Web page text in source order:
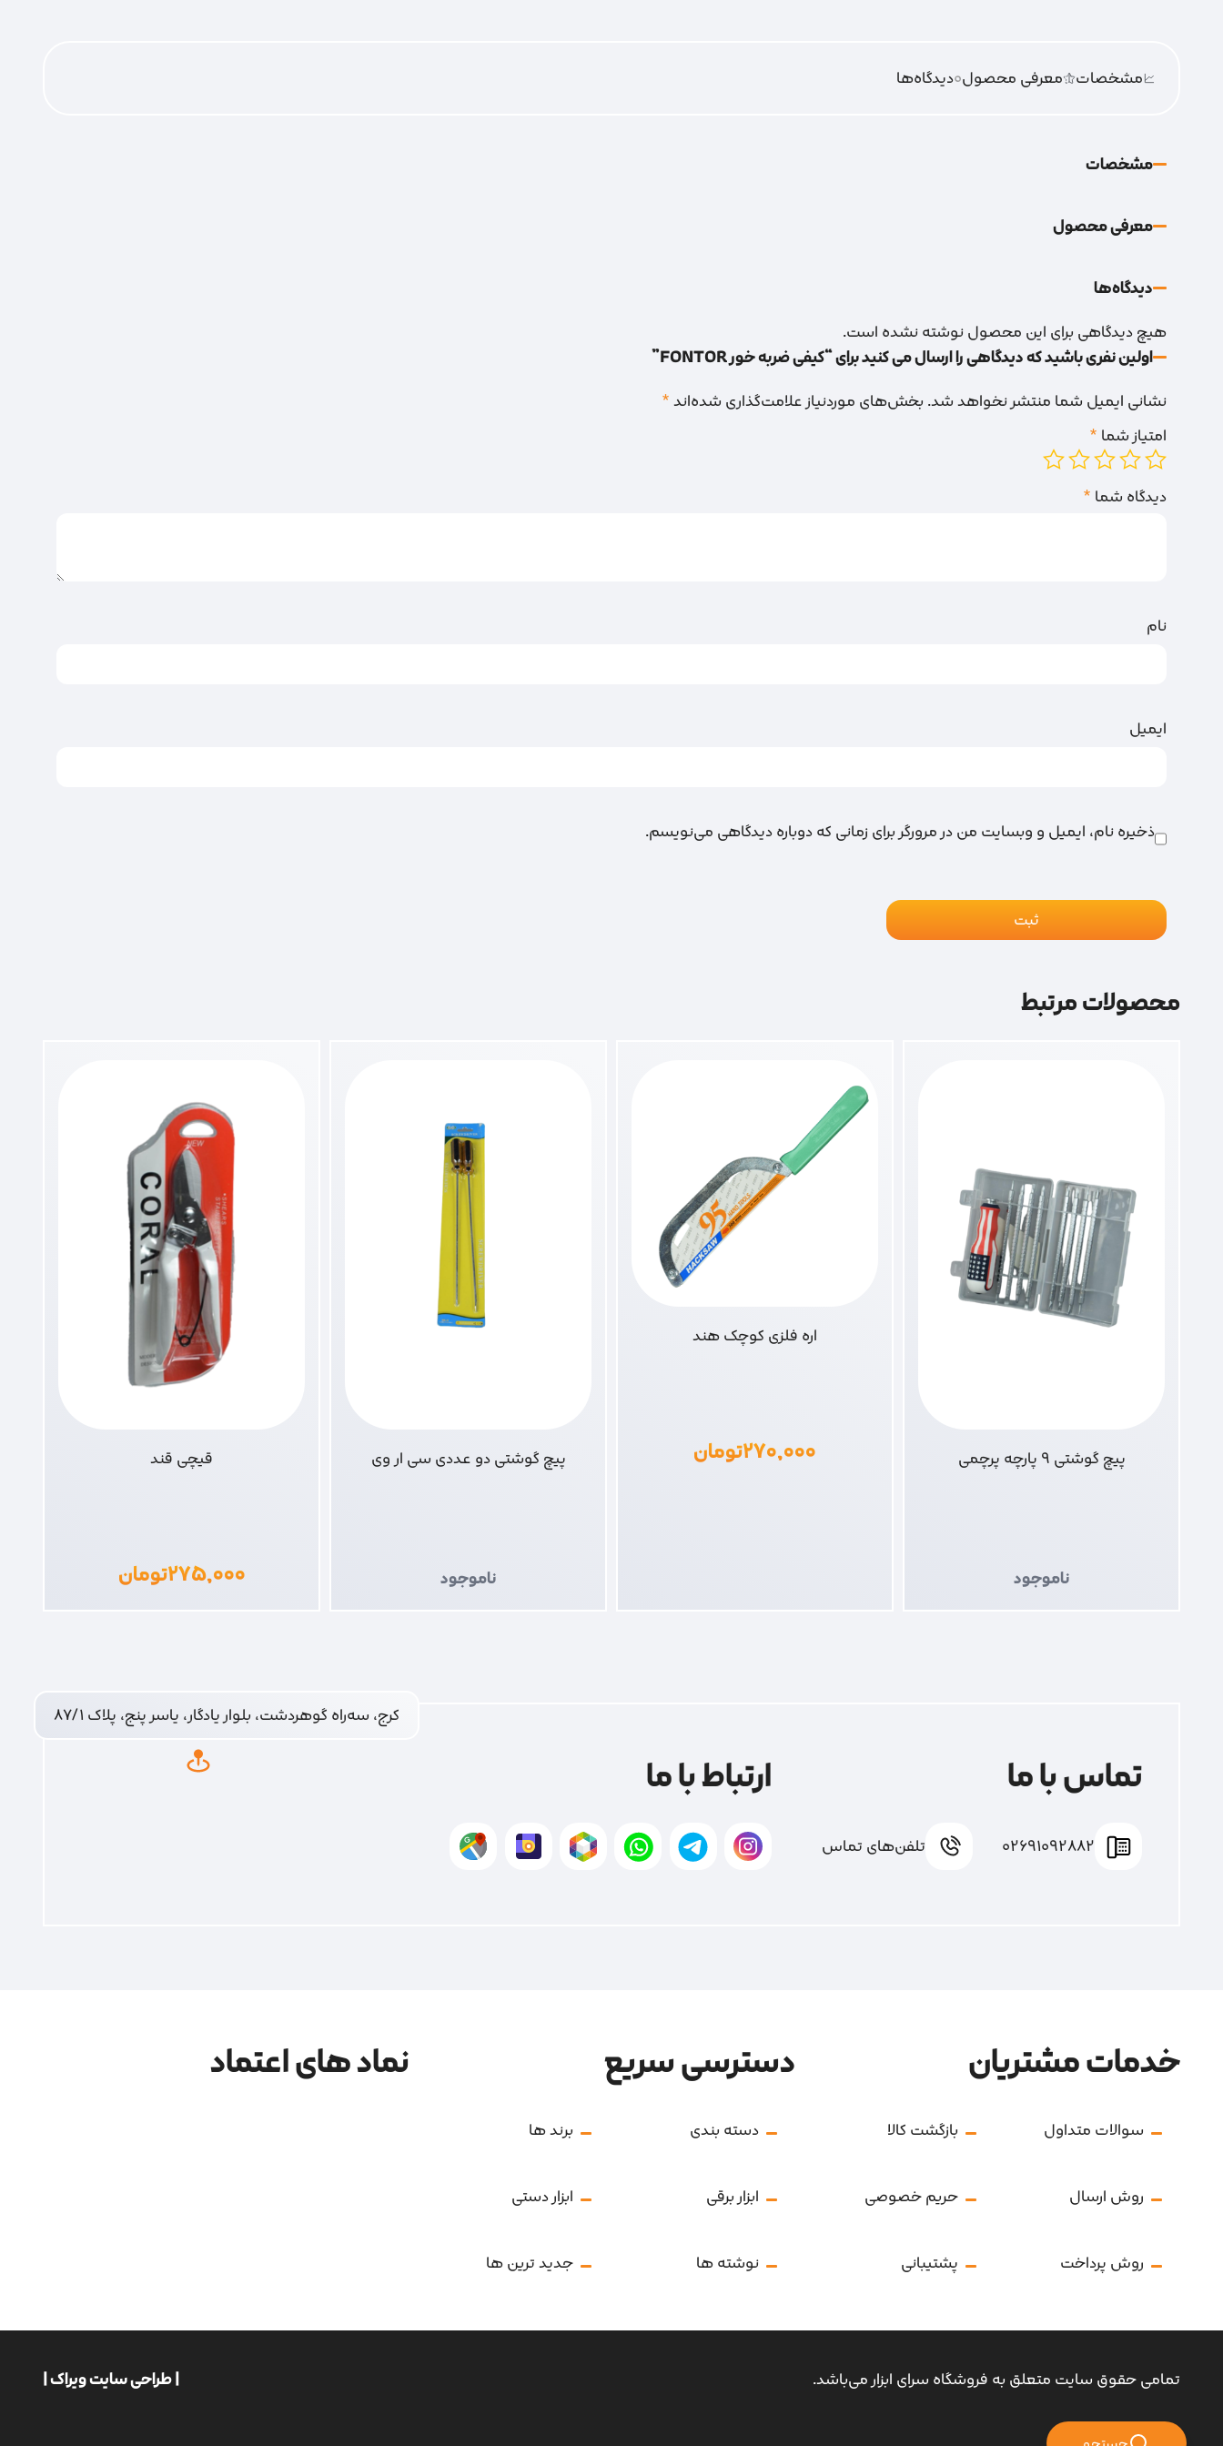
مشخصات معرفی محصول0دیدگاه‌‌ها
مشخصات
معرفی محصول
دیدگاه‌‌ها
هیچ دیدگاهی برای این محصول نوشته نشده است.
اولین نفری باشید که دیدگاهی را ارسال می کنید برای “کیفی ضربه خور FONTOR”
نشانی ایمیل شما منتشر نخواهد شد. بخش‌های موردنیاز علامت‌گذاری شده‌اند*
امتیاز شما *
دیدگاه شما *
نام
ایمیل
ذخیره نام، ایمیل و وبسایت من در مرورگر برای زمانی که دوباره دیدگاهی می‌نویسم.
محصولات مرتبط
پیچ گوشتی 9 پارچه پرچمی
ناموجود
اره فلزی کوچک هند
۲۷۰,۰۰۰تومان پیچ گوشتی دو عددی سی ار وی
ناموجود
قیچی قند
۲۷۵,۰۰۰تومان
تماس با ما
02691092882 تلفن‌های تماس
ارتباط با ما
کرج، سه‌راه گوهردشت، بلوار یادگار، یاسر پنج، پلاک ۸۷/۱
خدمات مشتریان
سوالات متداول بازگشت کالا
روش ارسال حریم خصوصی
روش پرداخت پشتیبانی
دسترسی سریع
دسته بندی برند ها
ابزار برقی ابزار دستی
نوشته ها جدید ترین ها
نماد های اعتماد
تمامی حقوق سایت متعلق به فروشگاه سرای ابزار می‌باشد. | طراحی سایت ویراک |